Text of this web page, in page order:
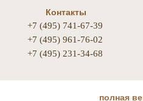
Контакты
+7 (495) 741-67-39
+7 (495) 961-76-02
+7 (495) 231-34-68
полная